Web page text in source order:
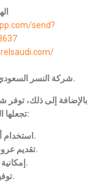
send?
شركة النسر السعودي : شريكك في نقل عفشك بأمان وراحة بال.
بالإضافة إلى ذلك، توفر
تجعلها الخيار الأمثل لنقل عفشك، مثل:
استخدام أحدث تقنيات النقل والتغليف.
تقديم عروض وخصومات مميزة للعملاء.
إمكانية حجز الخدمة عبر الإنترنت.
توفير خدمة عملاء ممتازة.